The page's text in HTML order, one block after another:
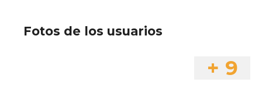
Fotos de los usuarios
+ 9